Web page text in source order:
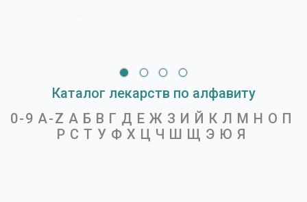
Каталог лекарств по алфавиту
0-9 A-Z А Б В Г Д Е Ж З И Й К Л М Н О П
Р С Т У Ф Х Ц Ч Ш Щ Э Ю Я